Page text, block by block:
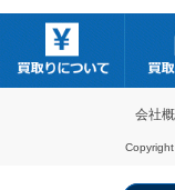
会社